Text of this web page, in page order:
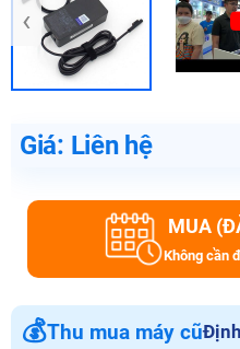
‹
Giá: Liên hệ
MUA
Không cần
💰Thu mua máy cũ